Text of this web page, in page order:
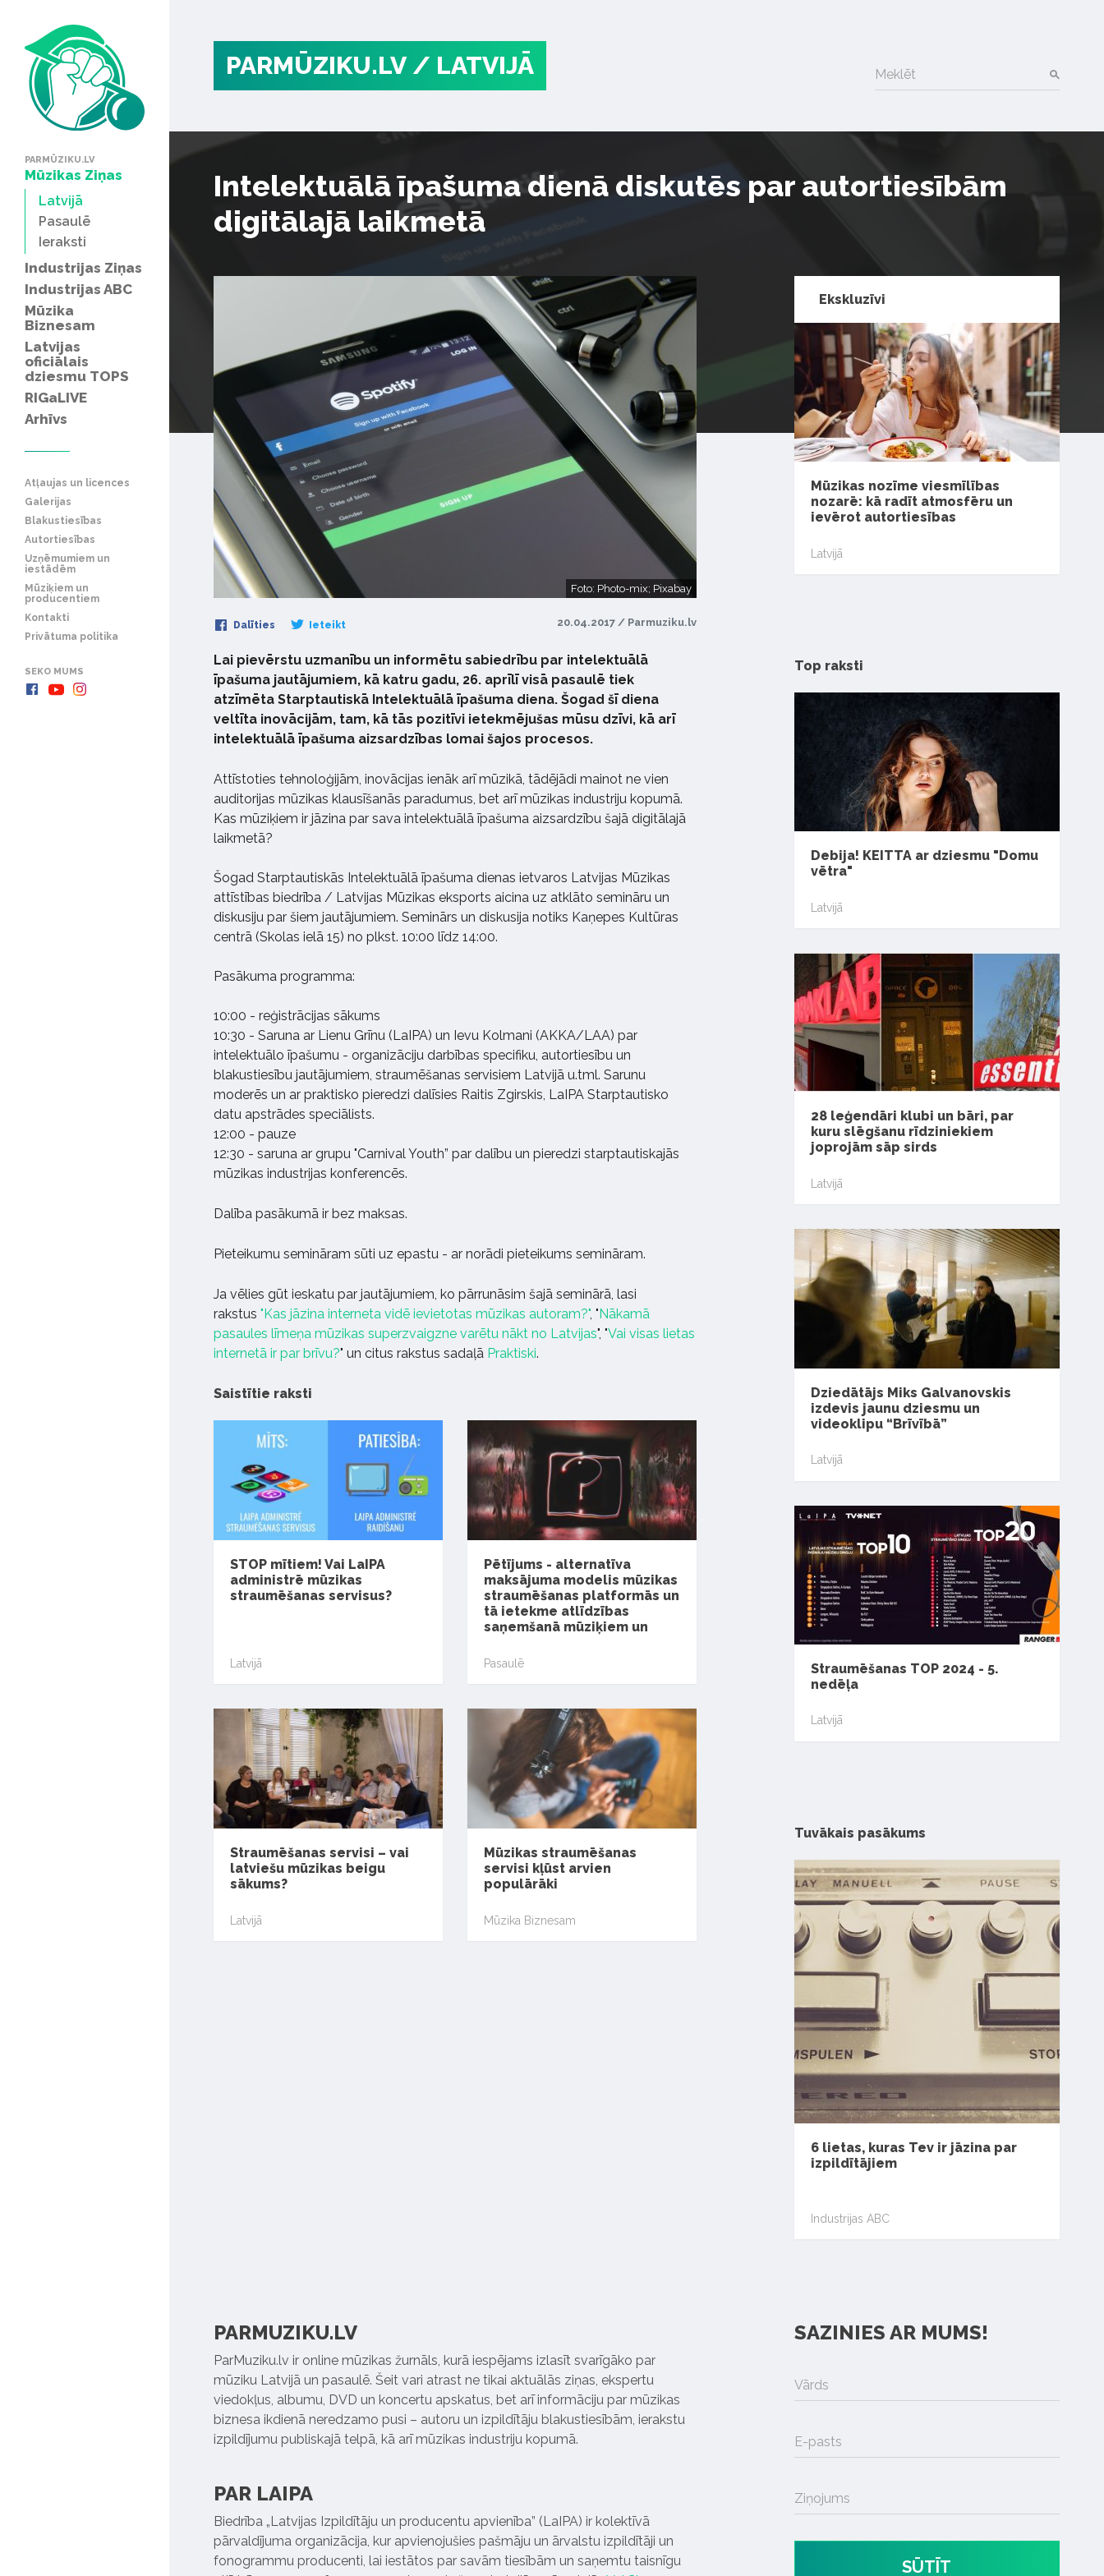
PARMŪZIKU.LV
Mūzikas Ziņas
Latvijā
Pasaulē
Ieraksti
Industrijas Ziņas
Industrijas ABC
Mūzika
Biznesam
Latvijas
oficiālais
dziesmu TOPS
RIGaLIVE
Arhīvs
Atļaujas un licences
Galerijas
Blakustiesības
Autortiesības
Uzņēmumiem un
iestādēm
Mūziķiem un
producentiem
Kontakti
Privātuma politika
SEKO MUMS
PARMŪZIKU.LV / LATVIJĀ Meklēt
Intelektuālā īpašuma dienā diskutēs par autortiesībām
digitālajā laikmetā
Foto: Photo-mix; Pixabay
Dalīties Ieteikt 20.04.2017 / Parmuziku.lv
Lai pievērstu uzmanību un informētu sabiedrību par intelektuālā
īpašuma jautājumiem, kā katru gadu, 26. aprīlī visā pasaulē tiek
atzīmēta Starptautiskā Intelektuālā īpašuma diena. Šogad šī diena
veltīta inovācijām, tam, kā tās pozitīvi ietekmējušas mūsu dzīvi, kā arī
intelektuālā īpašuma aizsardzības lomai šajos procesos.
Attīstoties tehnoloģijām, inovācijas ienāk arī mūzikā, tādējādi mainot ne vien
auditorijas mūzikas klausīšanās paradumus, bet arī mūzikas industriju kopumā.
Kas mūziķiem ir jāzina par sava intelektuālā īpašuma aizsardzību šajā digitālajā
laikmetā?
Šogad Starptautiskās Intelektuālā īpašuma dienas ietvaros Latvijas Mūzikas
attīstības biedrība / Latvijas Mūzikas eksports aicina uz atklāto semināru un
diskusiju par šiem jautājumiem. Seminārs un diskusija notiks Kaņepes Kultūras
centrā (Skolas ielā 15) no plkst. 10:00 līdz 14:00.
Pasākuma programma:
10:00 - reģistrācijas sākums
10:30 - Saruna ar Lienu Grīnu (LaIPA) un Ievu Kolmani (AKKA/LAA) par
intelektuālo īpašumu - organizāciju darbības specifiku, autortiesību un
blakustiesību jautājumiem, straumēšanas servisiem Latvijā u.tml. Sarunu
moderēs un ar praktisko pieredzi dalīsies Raitis Zgirskis, LaIPA Starptautisko
datu apstrādes speciālists.
12:00 - pauze
12:30 - saruna ar grupu "Carnival Youth” par dalību un pieredzi starptautiskajās
mūzikas industrijas konferencēs.
Dalība pasākumā ir bez maksas.
Pieteikumu semināram sūti uz epastu - ar norādi pieteikums semināram.
Ja vēlies gūt ieskatu par jautājumiem, ko pārrunāsim šajā seminārā, lasi
rakstus "Kas jāzina interneta vidē ievietotas mūzikas autoram?", " Nākamā
pasaules līmeņa mūzikas superzvaigzne varētu nākt no Latvijas", "Vai visas lietas
internetā ir par brīvu?" un citus rakstus sadaļā Praktiski.
Saistītie raksti
STOP mītiem! Vai LaIPA
administrē mūzikas
straumēšanas servisus?
Latvijā
Pētījums - alternatīva
maksājuma modelis mūzikas
straumēšanas platformās un
tā ietekme atlīdzības
saņemšanā mūziķiem un
Pasaulē
Straumēšanas servisi – vai
latviešu mūzikas beigu
sākums?
Latvijā
Mūzikas straumēšanas
servisi kļūst arvien
populārāki
Mūzika Biznesam
Ekskluzīvi
Mūzikas nozīme viesmīlības
nozarē: kā radīt atmosfēru un
ievērot autortiesības
Latvijā
Top raksti
Debija! KEITTA ar dziesmu "Domu
vētra"
Latvijā
28 leģendāri klubi un bāri, par
kuru slēgšanu rīdziniekiem
joprojām sāp sirds
Latvijā
Dziedātājs Miks Galvanovskis
izdevis jaunu dziesmu un
videoklipu “Brīvībā”
Latvijā
Straumēšanas TOP 2024 - 5.
nedēļa
Latvijā
Tuvākais pasākums
6 lietas, kuras Tev ir jāzina par
izpildītājiem
Industrijas ABC
PARMUZIKU.LV
ParMuziku.lv ir online mūzikas žurnāls, kurā iespējams izlasīt svarīgāko par
mūziku Latvijā un pasaulē. Šeit vari atrast ne tikai aktuālās ziņas, ekspertu
viedokļus, albumu, DVD un koncertu apskatus, bet arī informāciju par mūzikas
biznesa ikdienā neredzamo pusi – autoru un izpildītāju blakustiesībām, ierakstu
izpildījumu publiskajā telpā, kā arī mūzikas industriju kopumā.
PAR LAIPA
Biedrība „Latvijas Izpildītāju un producentu apvienība” (LaIPA) ir kolektīvā
pārvaldījuma organizācija, kur apvienojušies pašmāju un ārvalstu izpildītāji un
fonogrammu producenti, lai iestātos par savām tiesībām un saņemtu taisnīgu
SAZINIES AR MUMS!
Vārds
E-pasts
Ziņojums
SŪTĪT